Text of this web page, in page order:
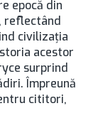
epocă din
reflectând
civilizaţia
acestor
surprind
Împreună
cititori,